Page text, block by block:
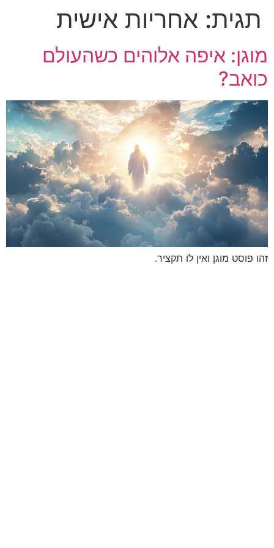
לתוכןתגית: אחריות אישית
מוגן: איפה אלוהים כשהעולם
כואב?
זהו פוסט מוגן ואין לו תקציר.